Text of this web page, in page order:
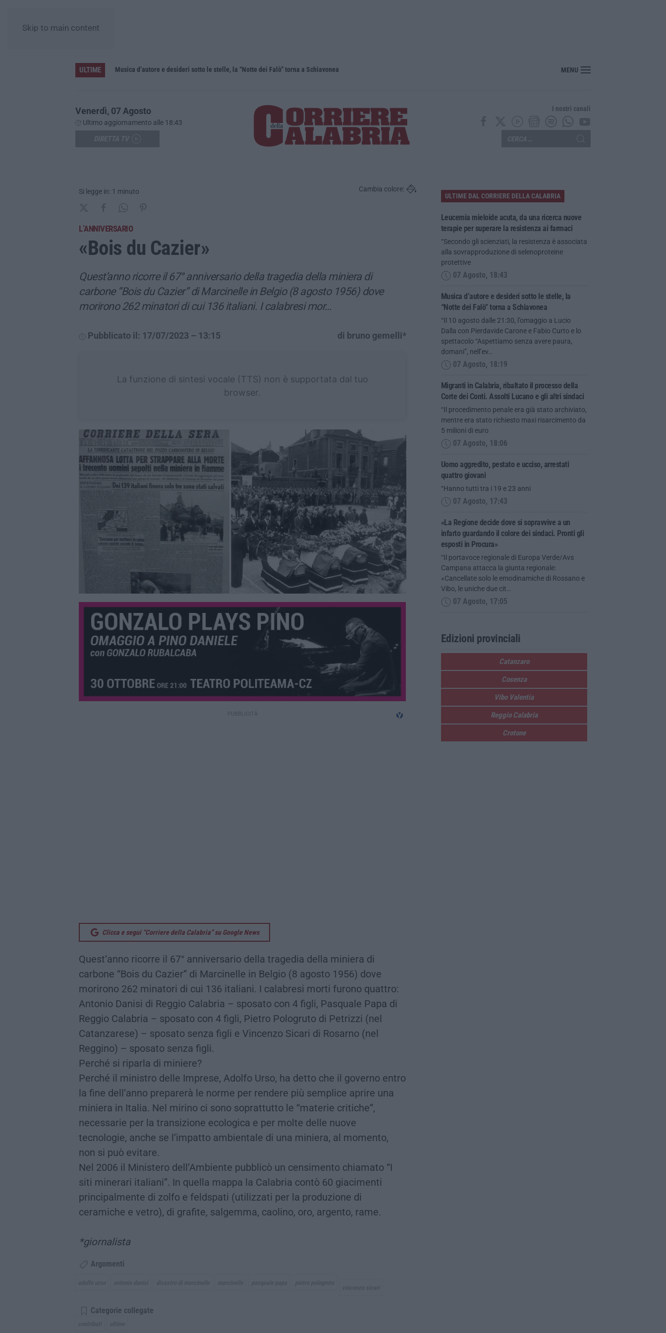
Skip to main content
ULTIME Musica d’autore e desideri sotto le stelle, la “Notte dei Falò” torna a Schiavonea Migranti in Calabria, ribaltato il processo della Corte dei Conti. Assolti Lucano e gli altri
MENU
Venerdì, 07 Agosto
Ultimo aggiornamento alle 18:43
I nostri canali
Si legge in: 1 minuto Cambia colore:
L’ANNIVERSARIO
«Bois du Cazier»
Quest’anno ricorre il 67° anniversario della tragedia della miniera di
carbone “Bois du Cazier” di Marcinelle in Belgio (8 agosto 1956) dove
morirono 262 minatori di cui 136 italiani. I calabresi mor…
Pubblicato il: 17/07/2023 – 13:15 di bruno gemelli*
La funzione di sintesi vocale (TTS) non è supportata dal tuo
browser.
Clicca e segui “Corriere della Calabria” su Google News
Quest’anno ricorre il 67° anniversario della tragedia della miniera di
carbone “Bois du Cazier” di Marcinelle in Belgio (8 agosto 1956) dove
morirono 262 minatori di cui 136 italiani. I calabresi morti furono quattro:
Antonio Danisi di Reggio Calabria – sposato con 4 figli, Pasquale Papa di
Reggio Calabria – sposato con 4 figli, Pietro Pologruto di Petrizzi (nel
Catanzarese) – sposato senza figli e Vincenzo Sicari di Rosarno (nel
Reggino) – sposato senza figli.
Perché si riparla di miniere?
Perché il ministro delle Imprese, Adolfo Urso, ha detto che il governo entro
la fine dell’anno preparerà le norme per rendere più semplice aprire una
miniera in Italia. Nel mirino ci sono soprattutto le “materie critiche”,
necessarie per la transizione ecologica e per molte delle nuove
tecnologie, anche se l’impatto ambientale di una miniera, al momento,
non si può evitare.
Nel 2006 il Ministero dell’Ambiente pubblicò un censimento chiamato “I
siti minerari italiani”. In quella mappa la Calabria contò 60 giacimenti
principalmente di zolfo e feldspati (utilizzati per la produzione di
ceramiche e vetro), di grafite, salgemma, caolino, oro, argento, rame.
*giornalista
Argomenti
Categorie collegate
ULTIME DAL CORRIERE DELLA CALABRIA
Leucemia mieloide acuta, da una ricerca nuove
terapie per superare la resistenza ai farmaci
“Secondo gli scienziati, la resistenza è associata
alla sovrapproduzione di selenoproteine
protettive
07 Agosto, 18:43
Musica d’autore e desideri sotto le stelle, la
“Notte dei Falò” torna a Schiavonea
“Il 10 agosto dalle 21:30, l’omaggio a Lucio
Dalla con Pierdavide Carone e Fabio Curto e lo
spettacolo “Aspettiamo senza avere paura,
domani”, nell’ev…
07 Agosto, 18:19
Migranti in Calabria, ribaltato il processo della
Corte dei Conti. Assolti Lucano e gli altri sindaci
“Il procedimento penale era già stato archiviato,
mentre era stato richiesto maxi risarcimento da
5 milioni di euro
07 Agosto, 18:06
Uomo aggredito, pestato e ucciso, arrestati
quattro giovani
“Hanno tutti tra i 19 e 23 anni
07 Agosto, 17:43
«La Regione decide dove si sopravvive a un
infarto guardando il colore dei sindaci. Pronti gli
esposti in Procura»
“Il portavoce regionale di Europa Verde/Avs
Campana attacca la giunta regionale:
«Cancellate solo le emodinamiche di Rossano e
Vibo, le uniche due cit…
07 Agosto, 17:05
Edizioni provinciali
Catanzaro
Cosenza
Vibo Valentia
Reggio Calabria
Crotone